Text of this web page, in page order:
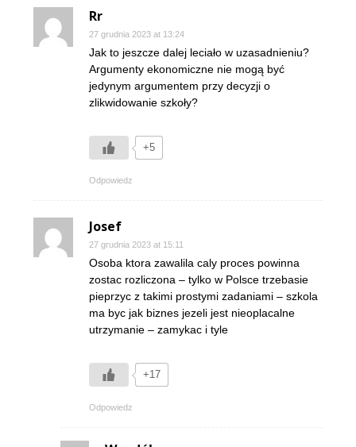
Rr
27 grudnia 2023 at 13:24
Jak to jeszcze dalej leciało w uzasadnieniu?
Argumenty ekonomiczne nie mogą być
jedynym argumentem przy decyzji o
zlikwidowanie szkoły?
+5
Odpowiedz
Josef
27 grudnia 2023 at 15:11
Osoba ktora zawalila caly proces powinna
zostac rozliczona – tylko w Polsce trzebasie
pieprzyc z takimi prostymi zadaniami – szkola
ma byc jak biznes jezeli jest nieoplacalne
utrzymanie – zamykac i tyle
+17
Odpowiedz